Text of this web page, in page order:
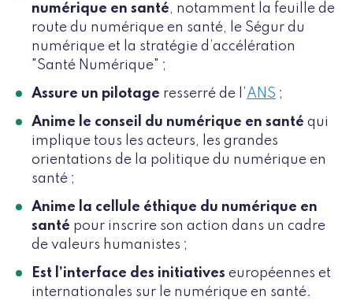
numérique en santé, notamment la feuille de
route du numérique en santé, le Ségur du
numérique et la stratégie d’accélération
"Santé Numérique" ;
Assure un pilotage resserré de l’ANS ;
Anime le conseil du numérique en santé qui
implique tous les acteurs, les grandes
orientations de la politique du numérique en
santé ;
Anime la cellule éthique du numérique en
santé pour inscrire son action dans un cadre
de valeurs humanistes ;
Est l’interface des initiatives européennes et
internationales sur le numérique en santé.